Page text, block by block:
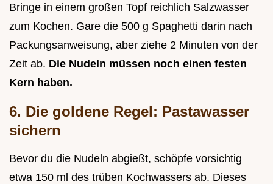
Bringe in einem großen Topf reichlich Salzwasser
zum Kochen. Gare die 500 g Spaghetti darin nach
Packungsanweisung, aber ziehe 2 Minuten von der
Zeit ab. Die Nudeln müssen noch einen festen
Kern haben.
6. Die goldene Regel: Pastawasser
sichern
Bevor du die Nudeln abgießt, schöpfe vorsichtig
etwa 150 ml des trüben Kochwassers ab. Dieses